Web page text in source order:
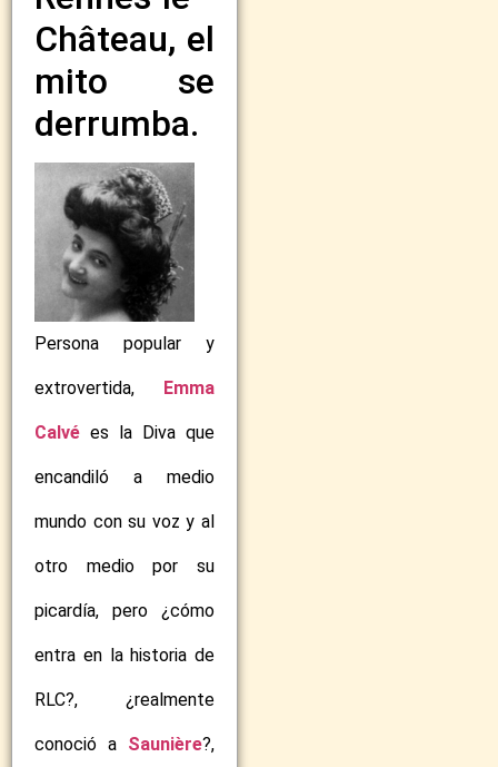
Château, el
mito se
derrumba.
Persona popular y
extrovertida, Emma
Calvé es la Diva que
encandiló a medio
mundo con su voz y al
otro medio por su
picardía, pero ¿cómo
entra en la historia de
RLC?, ¿realmente
conoció a Saunière?,